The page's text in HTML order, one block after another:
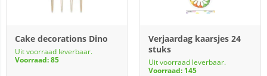
Cake decorations Dino
Uit voorraad leverbaar.
Voorraad: 85
Verjaardag kaarsjes 24
stuks
Uit voorraad leverbaar.
Voorraad: 145